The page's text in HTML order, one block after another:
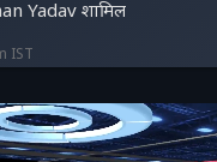
Yadav शामिल
IST